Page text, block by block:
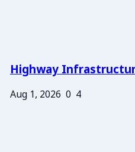
Highway
Aug 1, 2026 0 4